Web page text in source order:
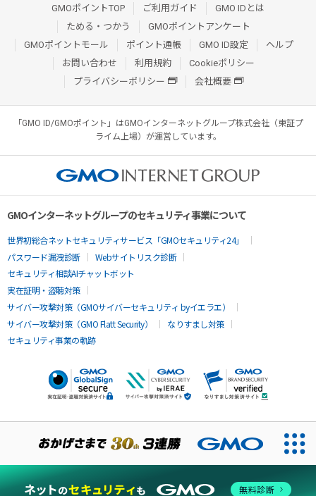
GMOポイントTOP ご利用ガイド
GMO IDとは
ためる・つかう
GMOポイントアンケート
GMOポイントモール
ポイント通帳 GMO ID設定
ヘルプ
お問い合わせ
利用規約
Cookieポリシー
プライバシーポリシー
会社概要
「GMO ID/GMOポイント」はGMOインターネットグループ株式会社（東証プ
ライム上場）が運営しています。
GMOインターネットグループのセキュリティ事業について
世界初総合ネットセキュリティサービス「GMOセキュリティ24」
パスワード漏洩診断
Webサイトリスク診断
セキュリティ相談AIチャットボット
実在証明・盗聴対策
サイバー攻撃対策（GMOサイバーセキュリティ byイエラエ）
サイバー攻撃対策（GMO Flatt Security）
なりすまし対策
セキュリティ事業の軌跡
無料診断